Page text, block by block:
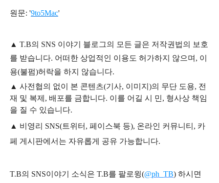
원문: '9to5Mac'
▲ T.B의 SNS 이야기 블 로그의 모든 글은 저작권법의 보호
를 받습니다. 어떠한 상업적인 이용도 허가하지 않으며, 이
용(불펌)허락을 하지 않습니다.
▲ 사전협의 없이 본 콘텐츠(기사, 이미지)의 무단 도용, 전
재 및 복제, 배포를 금합니다. 이를 어길 시 민, 형사상 책임
을 질 수 있습니다.
▲ 비영리 SNS(트위터, 페이스북 등), 온라인 커뮤니티, 카
페 게시판에서는 자유롭게 공유 가능합니다.
T.B의 SNS이야기 소식은 T.B를 팔로윙(@ph_TB) 하시면